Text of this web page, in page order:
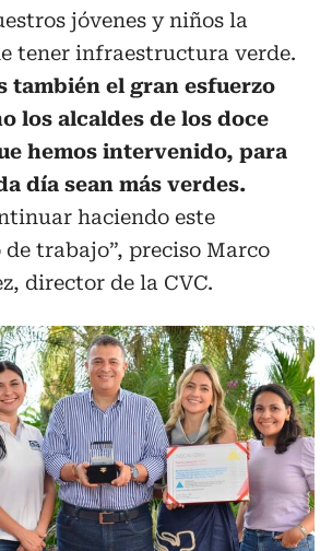
jóvenes y niños la
tener infraestructura verde.
también el gran esfuerzo
los alcaldes de los doce
hemos intervenido, para
día sean más verdes.
haciendo este
trabajo”, preciso Marco
director de la CVC.